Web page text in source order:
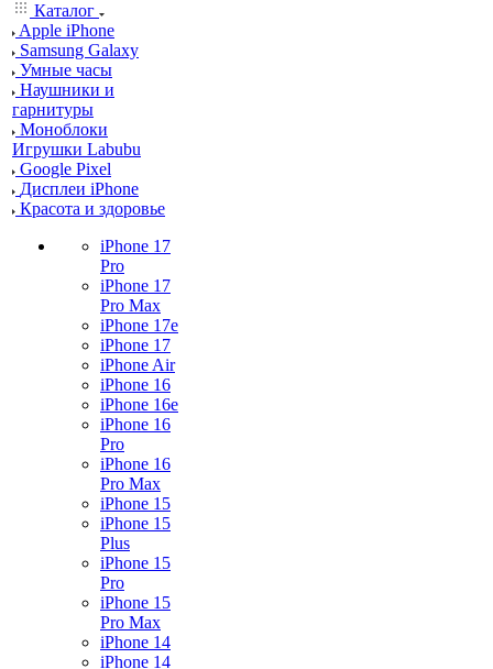
Каталог
Apple iPhone
Samsung Galaxy
Умные часы
Наушники и
гарнитуры
Моноблоки
Игрушки Labubu
Google Pixel
Дисплеи iPhone
Красота и здоровье
iPhone 17
Pro
iPhone 17
Pro Max
iPhone 17e
iPhone 17
iPhone Air
iPhone 16
iPhone 16e
iPhone 16
Pro
iPhone 16
Pro Max
iPhone 15
iPhone 15
Plus
iPhone 15
Pro
iPhone 15
Pro Max
iPhone 14
iPhone 14